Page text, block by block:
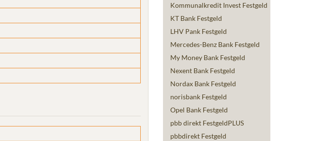
Kommunalkredit Invest Festgeld
KT Bank Festgeld
LHV Pank Festgeld
Mercedes-Benz Bank Festgeld
My Money Bank Festgeld
Nexent Bank Festgeld
Nordax Bank Festgeld
norisbank Festgeld
Opel Bank Festgeld
pbb direkt FestgeldPLUS
pbbdirekt Festgeld